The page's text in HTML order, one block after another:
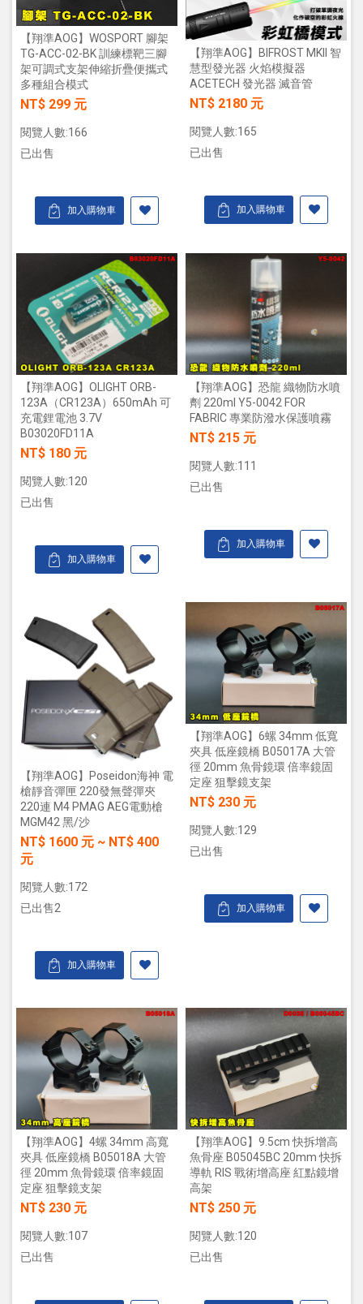
【翔準AOG】WOSPORT 腳架
TG-ACC-02-BK 訓練標靶三腳
架可調式支架伸縮折疊便攜式
多種組合模式
NT$ 299 元
閱覽人數:166
已出售
加入購物車
【翔準AOG】BIFROST MKII 智
慧型發光器 火焰模擬器
ACETECH 發光器 滅音管
NT$ 2180 元
閱覽人數:165
已出售
加入購物車
【翔準AOG】OLIGHT ORB-
123A（CR123A）650mAh 可
充電鋰電池 3.7V
B03020FD11A
NT$ 180 元
閱覽人數:120
已出售
加入購物車
【翔準AOG】恐龍 織物防水噴
劑 220ml Y5-0042 FOR
FABRIC 專業防潑水保護噴霧
NT$ 215 元
閱覽人數:111
已出售
加入購物車
【翔準AOG】Poseidon海神 電
槍靜音彈匣 220發無聲彈夾
220連 M4 PMAG AEG電動槍
MGM42 黑/沙
NT$ 1600 元 ~ NT$ 400
元
閱覽人數:172
已出售2
加入購物車
【翔準AOG】6螺 34mm 低寬
夾具 低座鏡橋 B05017A 大管
徑 20mm 魚骨鏡環 倍率鏡固
定座 狙擊鏡支架
NT$ 230 元
閱覽人數:129
已出售
加入購物車
【翔準AOG】4螺 34mm 高寬
夾具 低座鏡橋 B05018A 大管
徑 20mm 魚骨鏡環 倍率鏡固
定座 狙擊鏡支架
NT$ 230 元
閱覽人數:107
已出售
【翔準AOG】9.5cm 快拆增高
魚骨座 B05045BC 20mm 快拆
導軌 RIS 戰術增高座 紅點鏡增
高架
NT$ 250 元
閱覽人數:120
已出售